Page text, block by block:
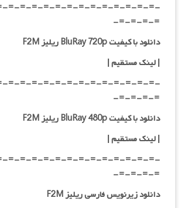
=-=-=-=-=-=-=-=-=-=-=-=-=-
=-=-=-=-
دانلود با کیفیت BluRay 720p ریلیز F2M
| لینک مستقیم|
=-=-=-=-=-=-=-=-=-=-=-=-=-
=-=-=-=-
دانلود با کیفیت BluRay 480p ریلیز F2M
| لینک مستقیم|
=-=-=-=-=-=-=-=-=-=-=-=-=-
=-=-=-=-
دانلود زیرنویس فارسی ریلیز F2M